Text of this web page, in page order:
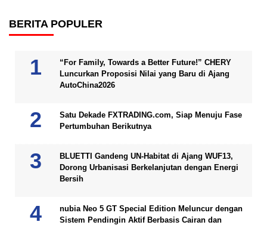
BERITA POPULER
“For Family, Towards a Better Future!” CHERY
Luncurkan Proposisi Nilai yang Baru di Ajang
AutoChina2026
Satu Dekade FXTRADING.com, Siap Menuju Fase
Pertumbuhan Berikutnya
BLUETTI Gandeng UN-Habitat di Ajang WUF13,
Dorong Urbanisasi Berkelanjutan dengan Energi
Bersih
nubia Neo 5 GT Special Edition Meluncur dengan
Sistem Pendingin Aktif Berbasis Cairan dan